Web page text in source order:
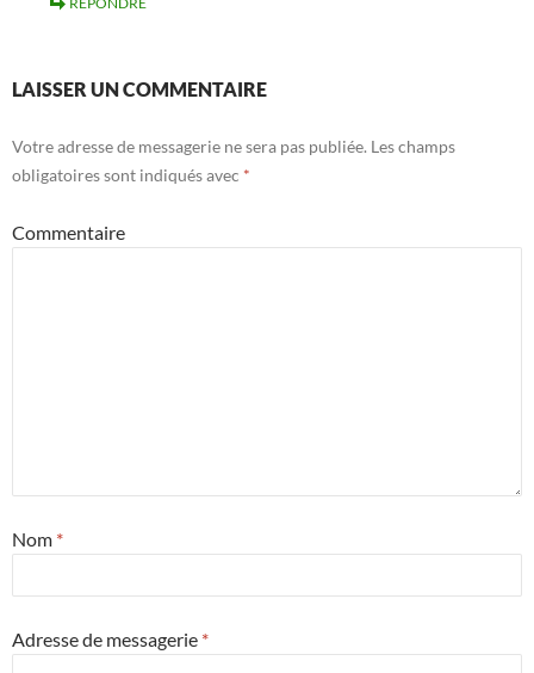
LAISSER UN COMMENTAIRE
Votre adresse de messagerie ne sera pas publiée. Les champs
obligatoires sont indiqués avec *
Commentaire
Nom *
Adresse de messagerie *